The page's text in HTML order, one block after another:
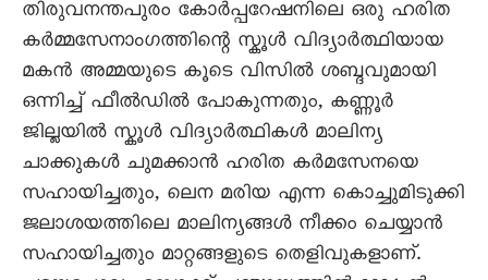
തിരുവനന്തപുരം കോർപ്പറേഷനിലെ ഒരു ഹരിത
കർമ്മസേനാംഗത്തിന്റെ സ്കൂൾ വിദ്യാർത്ഥിയായ
മകൻ അമ്മയുടെ കൂടെ വിസിൽ ശബ്ദവുമായി
ഒന്നിച്ച് ഫീൽഡിൽ പോകുന്നതും, കണ്ണൂർ
ജില്ലയിൽ സ്കൂൾ വിദ്യാർത്ഥികൾ മാലിന്യ
ചാക്കുകൾ ചുമക്കാൻ ഹരിത കർമസേനയെ
സഹായിച്ചതും, ലെന മരിയ എന്ന കൊച്ചുമിടുക്കി
ജലാശയത്തിലെ മാലിന്യങ്ങൾ നീക്കം ചെയ്യാൻ
സഹായിച്ചതും മാറ്റങ്ങളുടെ തെളിവുകളാണ്.